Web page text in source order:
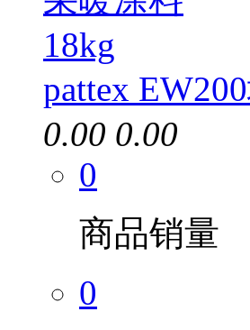
pattex
0.00 0.00
0
商品销量
0